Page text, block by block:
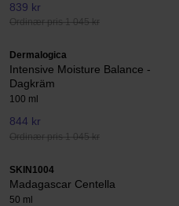
839 kr
Ordinær pris 1 045 kr
Dermalogica
Intensive Moisture Balance -
Dagkräm
100 ml
844 kr
Ordinær pris 1 045 kr
SKIN1004
Madagascar Centella
50 ml